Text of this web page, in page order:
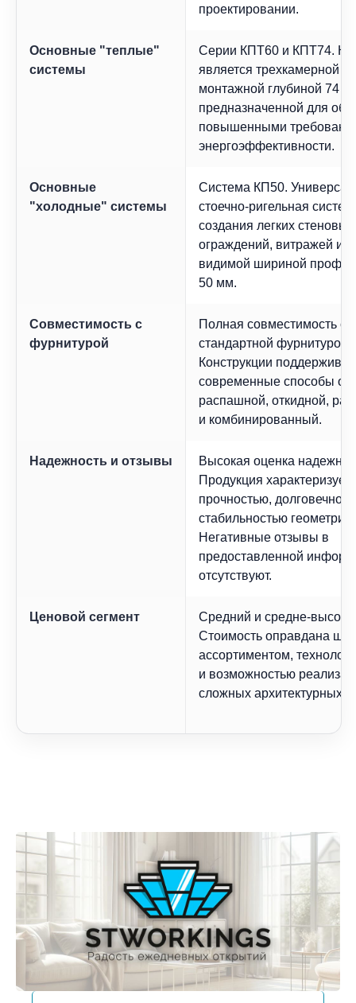
проектировании.
Основные "теплые"
системы
Серии КПТ60 и КПТ74.
является трехкамерной
монтажной глубиной 74
предназначенной для
повышенными
энергоэффективности.
Основные
"холодные" системы
Система КП50.
стоечно-ригельная
создания легких стеновых
ограждений, витражей и
видимой шириной
50 мм.
Совместимость с
фурнитурой
Полная совместимость со
стандартной фурнитурой.
Конструкции
современные способы
распашной, откидной,
и комбинированный.
Надежность и отзывы
Высокая оценка
Продукция
прочностью,
стабильностью геометрии.
Негативные отзывы в
предоставленной
отсутствуют.
Ценовой сегмент
Средний и средне-
Стоимость оправдана
ассортиментом,
и возможностью
сложных архитектурных